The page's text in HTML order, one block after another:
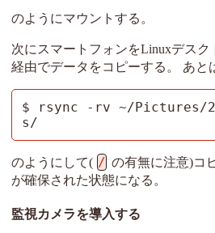
のようにマウントする。
次にスマートフォンをLinuxデス
経由でデータをコピーする。 あと
$ rsync -rv ~/Pictures/
s/
のようにして( / の有無に注意)コ
が確保された状態になる。
監視カメラを導入する